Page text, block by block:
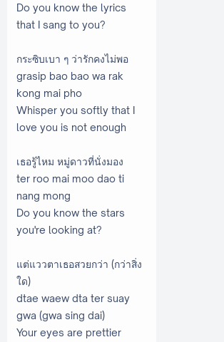
Do you know the lyrics
that I sang to you?
กระซิบเบา ๆ ว่ารักคงไม่พอ
grasip bao bao wa rak
kong mai pho
Whisper you softly that I
love you is not enough
เธอรู้ไหม หมู่ดาวที่นั่งมอง
ter roo mai moo dao ti
nang mong
Do you know the stars
you're looking at?
แต่แววตาเธอสวยกว่า (กว่าสิ่ง
ใด)
dtae waew dta ter suay
gwa (gwa sing dai)
Your eyes are prettier